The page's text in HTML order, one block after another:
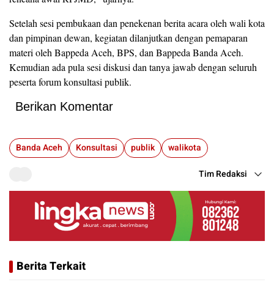
Setelah sesi pembukaan dan penekenan berita acara oleh wali kota
dan pimpinan dewan, kegiatan dilanjutkan dengan pemaparan
materi oleh Bappeda Aceh, BPS, dan Bappeda Banda Aceh.
Kemudian ada pula sesi diskusi dan tanya jawab dengan seluruh
peserta forum konsultasi publik.
Berikan Komentar
Banda Aceh Konsultasi publik walikota
Tim Redaksi
Berita Terkait